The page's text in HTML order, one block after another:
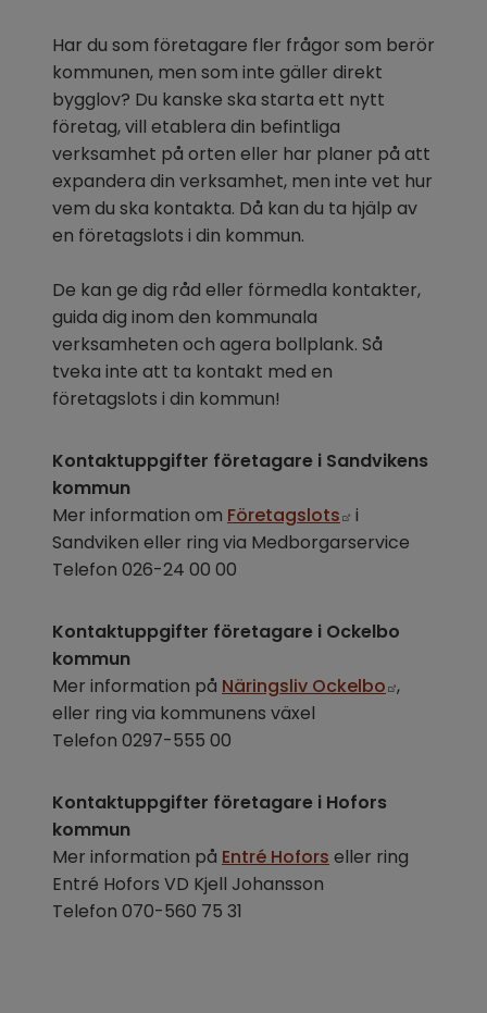
Har du som företagare fler frågor som berör
kommunen, men som inte gäller direkt
bygglov? Du kanske ska starta ett nytt
företag, vill etablera din befintliga
verksamhet på orten eller har planer på att
expandera din verksamhet, men inte vet hur
vem du ska kontakta. Då kan du ta hjälp av
en företagslots i din kommun.
De kan ge dig råd eller förmedla kontakter,
guida dig inom den kommunala
verksamheten och agera bollplank. Så
tveka inte att ta kontakt med en
företagslots i din kommun!
Kontaktuppgifter företagare i Sandvikens
kommun
Mer information om Företagslots Länk till
i
Sandviken eller ring via Medborgarservice
Telefon 026-24 00 00
Kontaktuppgifter företagare i Ockelbo
kommun
Mer information på Näringsliv Ockelbo Länk till
,
eller ring via kommunens växel
Telefon 0297-555 00
Kontaktuppgifter företagare i Hofors
kommun
Mer information på Entré Hofors eller ring
Entré Hofors VD Kjell Johansson
Telefon 070-560 75 31